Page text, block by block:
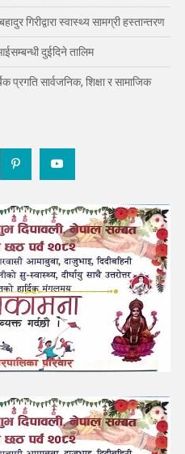
गिरीद्वारा स्वास्थ्य सामग्री हस्तान्तरण
दुईदिने तालिम
प्रगति सार्वजनिक, शिक्षा र सामाजिक